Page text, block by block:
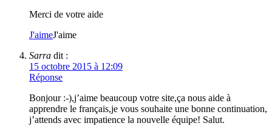
Merci de votre aide
J'aimeJ'aime
Sarra dit :
15 octobre 2015 à 12:09
Réponse
Bonjour :-),j’aime beaucoup votre site,ça nous aide à
apprendre le français,je vous souhaite une bonne continuation,
j’attends avec impatience la nouvelle équipe! Salut.